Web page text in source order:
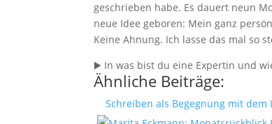
geschrieben habe. Es dauert neun
neue Idee geboren: Mein ganz
Keine Ahnung. Ich lasse das mal so
▶️ In was bist du eine Expertin und
Ähnliche Beiträge:
Schreiben als Begegnung mit